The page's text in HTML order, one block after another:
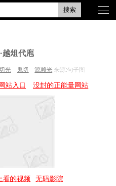
搜索
越俎代庖
光 鬼切 源赖光来源:句子图
站入口 没封的正能量网站
看的视频 无码影院